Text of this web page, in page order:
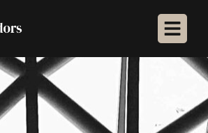
de herramientas